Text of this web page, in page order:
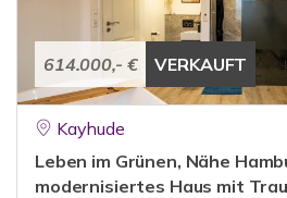
614.000,- € VERKAUFT
Kayhude
Leben im Grünen, Nähe
modernisiertes Haus mit